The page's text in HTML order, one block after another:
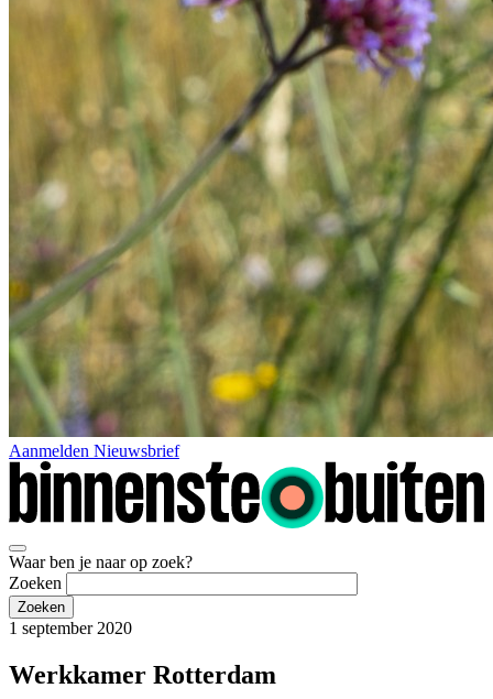
Aanmelden Nieuwsbrief
Waar ben je naar op zoek?
Zoeken
1 september 2020
Werkkamer Rotterdam